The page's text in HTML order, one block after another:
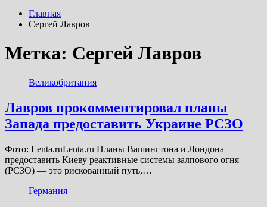
Главная
Сергей Лавров
Метка: Сергей Лавров
Великобритания
Лавров прокомментировал планы
Запада предоставить Украине РСЗО
Фото: Lenta.ruLenta.ru Планы Вашингтона и Лондона
предоставить Киеву реактивные системы залпового огня
(РСЗО) — это рискованный путь,…
Германия